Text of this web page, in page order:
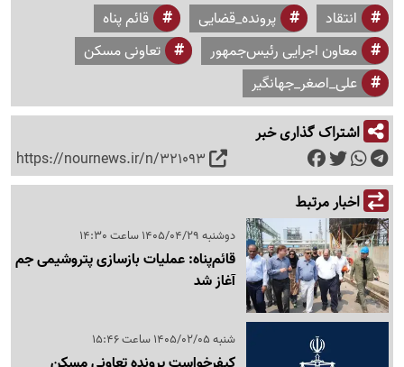
انتقاد پرونده_قضایی
قائم پناه
معاون اجرایی رئیس‌جمهور
تعاونی مسکن
علی_اصغر_جهانگیر
اشتراک گذاری خبر
https://nournews.ir/n/321093
اخبار مرتبط
دوشنبه 1405/04/29 ساعت 14:30
قائم‌پناه: عملیات بازسازی پتروشیمی جم
آغاز شد
شنبه 1405/02/05 ساعت 15:46